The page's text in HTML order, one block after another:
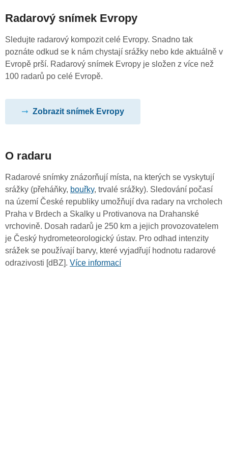
Radarový snímek Evropy
Sledujte radarový kompozit celé Evropy. Snadno tak
poznáte odkud se k nám chystají srážky nebo kde aktuálně v
Evropě prší. Radarový snímek Evropy je složen z více než
100 radarů po celé Evropě.
Zobrazit snímek Evropy
O radaru
Radarové snímky znázorňují místa, na kterých se vyskytují
srážky (přeháňky, bouřky, trvalé srážky). Sledování počasí
na území České republiky umožňují dva radary na vrcholech
Praha v Brdech a Skalky u Protivanova na Drahanské
vrchovině. Dosah radarů je 250 km a jejich provozovatelem
je Český hydrometeorologický ústav. Pro odhad intenzity
srážek se používají barvy, které vyjadřují hodnotu radarové
odrazivosti [dBZ]. Více informací